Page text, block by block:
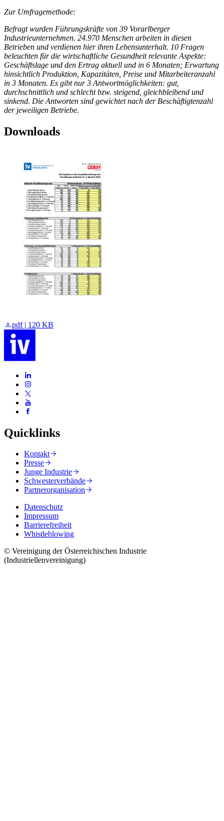
Zur Umfragemethode:
Befragt wurden Führungskräfte von 39 Vorarlberger
Industrieunternehmen. 24.970 Menschen arbeiten in diesen
Betrieben und verdienen hier ihren Lebensunterhalt. 10 Fragen
beleuchten für die wirtschaftliche Gesundheit relevante Aspekte:
Geschäftslage und den Ertrag aktuell und in 6 Monaten; Erwartung
hinsichtlich Produktion, Kapazitäten, Preise und Mitarbeiteranzahl
in 3 Monaten. Es gibt nur 3 Antwortmöglichkeiten: gut,
durchschnittlich und schlecht bzw. steigend, gleichbleibend und
sinkend. Die Antworten sind gewichtet nach der Beschäftigtenzahl
der jeweiligen Betriebe.
Downloads
pdf | 120 KB
Quicklinks
Kontakt
Presse
Junge Industrie
Schwesterverbände
Partnerorganisation
Datenschutz
Impressum
Barrierefreiheit
Whistleblowing
© Vereinigung der Österreichischen Industrie
(Industriellenvereinigung)